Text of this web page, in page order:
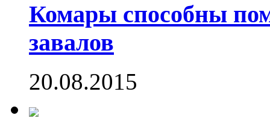
Комары способны
завалов
20.08.2015